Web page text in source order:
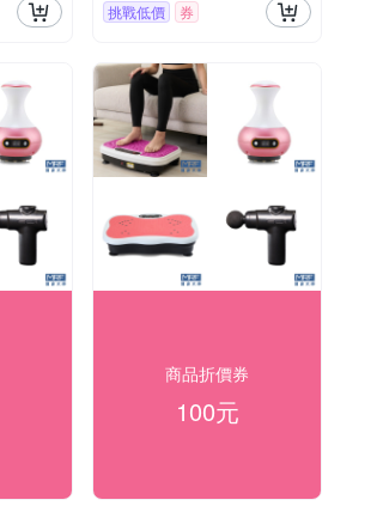
挑戰低價 券
商品折價券
100元